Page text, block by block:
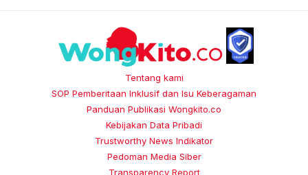
Tentang kami
SOP Pemberitaan Inklusif dan Isu Keberagaman
Panduan Publikasi Wongkito.co
Kebijakan Data Pribadi
Trustworthy News Indikator
Pedoman Media Siber
Transparency Report